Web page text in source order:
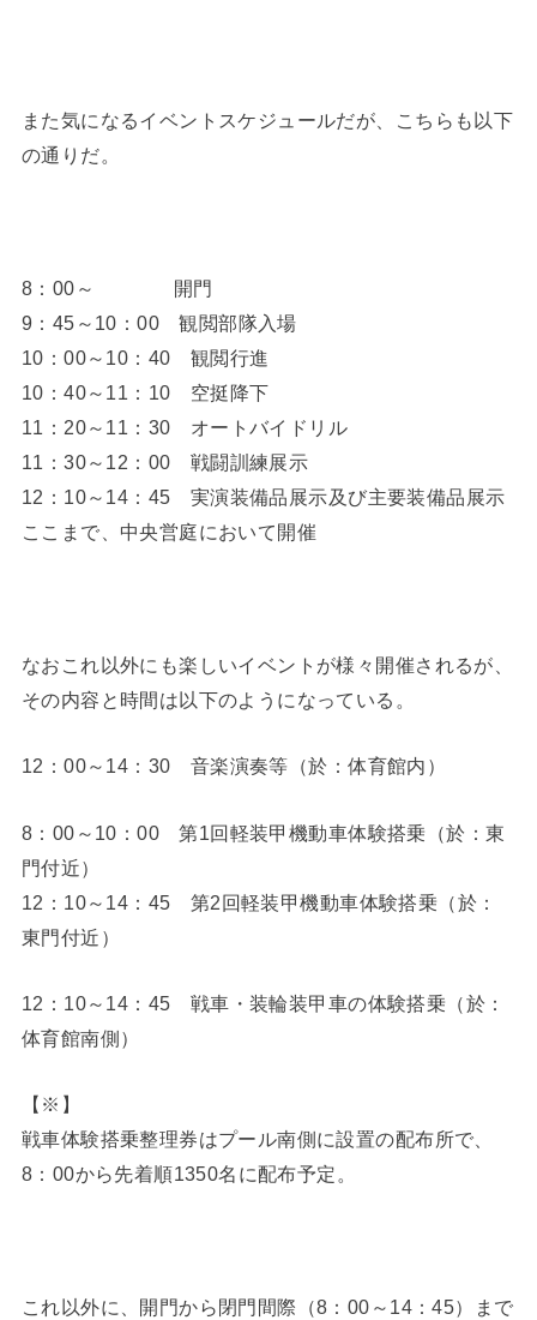
また気になるイベントスケジュールだが、こちらも以下
の通りだ。
8：00～ 開門
9：45～10：00 観閲部隊入場
10：00～10：40 観閲行進
10：40～11：10 空挺降下
11：20～11：30 オートバイドリル
11：30～12：00 戦闘訓練展示
12：10～14：45 実演装備品展示及び主要装備品展示
ここまで、中央営庭において開催
なおこれ以外にも楽しいイベントが様々開催されるが、
その内容と時間は以下のようになっている。
12：00～14：30 音楽演奏等（於：体育館内）
8：00～10：00 第1回軽装甲機動車体験搭乗（於：東
門付近）
12：10～14：45 第2回軽装甲機動車体験搭乗（於：
東門付近）
12：10～14：45 戦車・装輪装甲車の体験搭乗（於：
体育館南側）
【※】
戦車体験搭乗整理券はプール南側に設置の配布所で、
8：00から先着順1350名に配布予定。
これ以外に、開門から閉門間際（8：00～14：45）まで